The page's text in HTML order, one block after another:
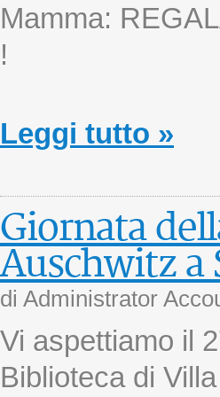
Mamma:
!
Leggi tutto »
Giornata
Auschwitz a
di Administrator
Vi aspettiamo il
Biblioteca di